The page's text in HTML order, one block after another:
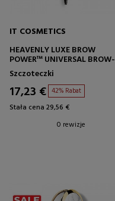
IT COSMETICS
HEAVENLY LUXE BROW
POWER™ UNIVERSAL BROW-
TRANSFORMER BRUSH 21
Szczoteczki
17,23 € 42% Rabat
Stała cena 29,56 €
0 rewizje